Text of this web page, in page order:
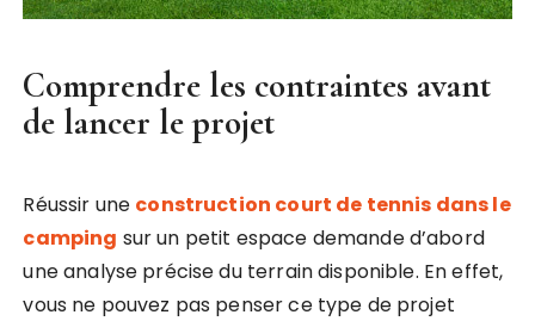
Comprendre les contraintes avant
de lancer le projet
Réussir une construction court de tennis dans le
camping sur un petit espace demande d’abord
une analyse précise du terrain disponible. En effet,
vous ne pouvez pas penser ce type de projet